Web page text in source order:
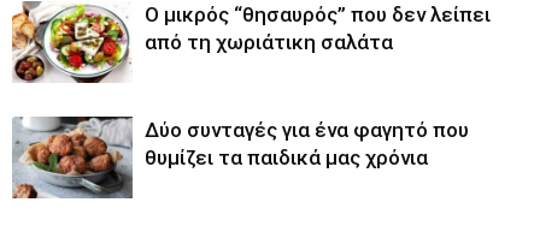
O μικρός “θησαυρός” που δεν λείπει
από τη χωριάτικη σαλάτα
Δύο συνταγές για ένα φαγητό που
θυμίζει τα παιδικά μας χρόνια